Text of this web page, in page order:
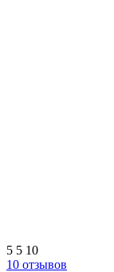
5 5 10
10 отзывов